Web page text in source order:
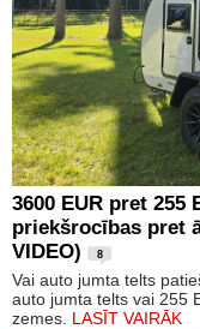
3600 EUR pret 255
priekšrocības pret
VIDEO)
8
Vai auto jumta telts
auto jumta telts vai 255
zemes. LASĪT VAIRĀK